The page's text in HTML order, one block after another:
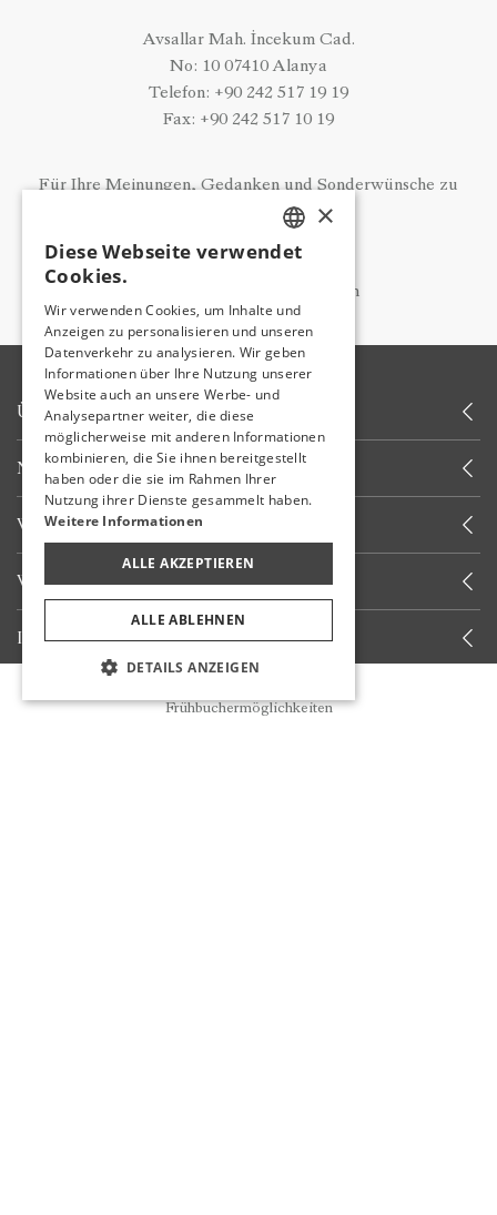
Avsallar Mah. İncekum Cad.
No: 10 07410 Alanya
Telefon: +90 242 517 19 19
Fax: +90 242 517 10 19
Für Ihre Meinungen, Gedanken und Sonderwünsche zu
unserer Einrichtung;
reservation@utopiahotels.com
ÜBER UNS
NEUIGKEITEN
WEITERE LINKS
WIR RUFEN SIE AN
INFORMIERT WERDEN
BLEIBEN SIE BEI UNSFrühbuchermöglichkeiten
TURKISH
GERMAN
RUSSIAN
×
Diese Webseite verwendet
Cookies.
Wir verwenden Cookies, um Inhalte und
Anzeigen zu personalisieren und unseren
Datenverkehr zu analysieren. Wir geben
Informationen über Ihre Nutzung unserer
Website auch an unsere Werbe- und
Analysepartner weiter, die diese
möglicherweise mit anderen Informationen
kombinieren, die Sie ihnen bereitgestellt
haben oder die sie im Rahmen Ihrer
Nutzung ihrer Dienste gesammelt haben.
Weitere Informationen
ALLE AKZEPTIEREN
ALLE ABLEHNEN
DETAILS ANZEIGEN